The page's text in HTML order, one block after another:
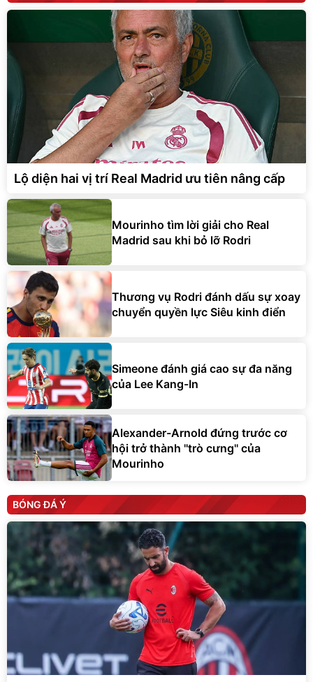
Lộ diện hai vị trí Real Madrid ưu tiên nâng cấp
Mourinho tìm lời giải cho Real
Madrid sau khi bỏ lỡ Rodri
Thương vụ Rodri đánh dấu sự xoay
chuyển quyền lực Siêu kinh điển
Simeone đánh giá cao sự đa năng
của Lee Kang-In
Alexander-Arnold đứng trước cơ
hội trở thành ''trò cưng'' của
Mourinho
BÓNG ĐÁ Ý